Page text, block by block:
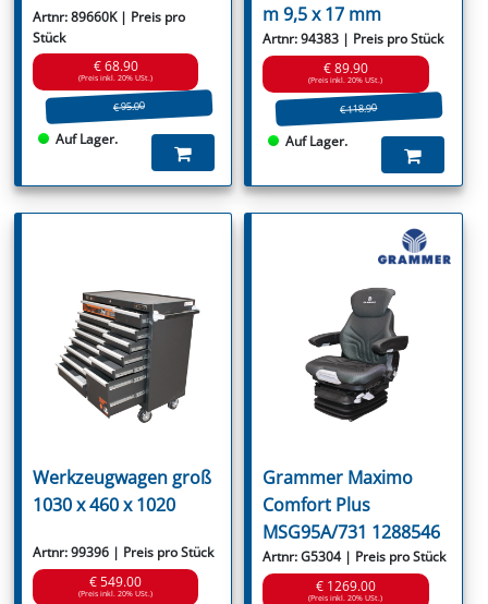
Artnr: 89660K | Preis pro
Stück
€ 68.90
(Preis inkl. 20% USt.)
€ 95.00
Auf Lager.
m 9,5 x 17 mm
Artnr: 94383 | Preis pro Stück
€ 89.90
(Preis inkl. 20% USt.)
€ 118.90
Auf Lager.
Werkzeugwagen groß
1030 x 460 x 1020
Artnr: 99396 | Preis pro Stück
€ 549.00
(Preis inkl. 20% USt.)
Grammer Maximo
Comfort Plus
MSG95A/731 1288546
Artnr: G5304 | Preis pro Stück
€ 1269.00
(Preis inkl. 20% USt.)